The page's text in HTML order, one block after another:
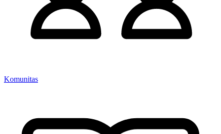
Komunitas